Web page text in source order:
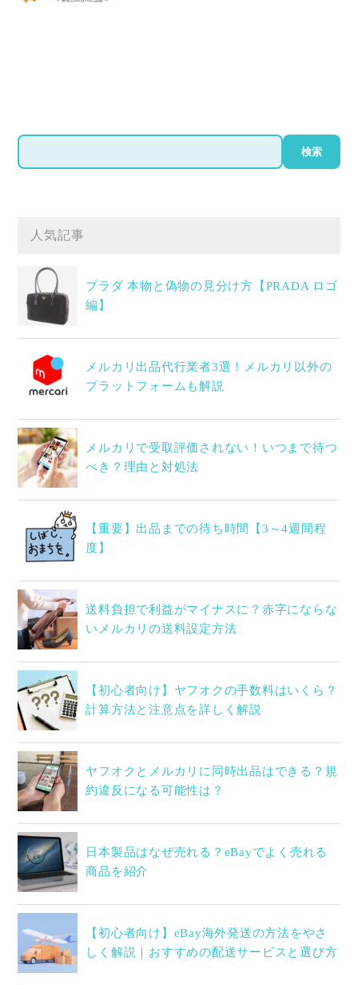
検
索
検索
人気記事
プラダ 本物と偽物の見分け方【PRADA ロゴ
編】
メルカリ出品代行業者3選！メルカリ以外の
プラットフォームも解説
メルカリで受取評価されない！いつまで待つ
べき？理由と対処法
【重要】出品までの待ち時間【3～4週間程
度】
送料負担で利益がマイナスに？赤字にならな
いメルカリの送料設定方法
【初心者向け】ヤフオクの手数料はいくら？
計算方法と注意点を詳しく解説
ヤフオクとメルカリに同時出品はできる？規
約違反になる可能性は？
日本製品はなぜ売れる？eBayでよく売れる
商品を紹介
【初心者向け】eBay海外発送の方法をやさ
しく解説｜おすすめの配送サービスと選び方